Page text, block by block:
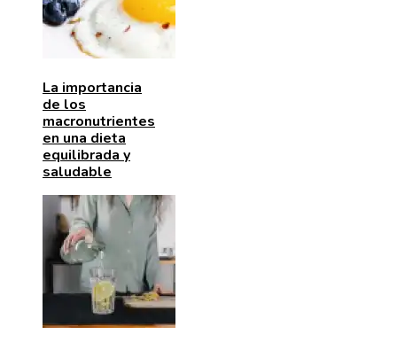
La importancia
de los
macronutrientes
en una dieta
equilibrada y
saludable